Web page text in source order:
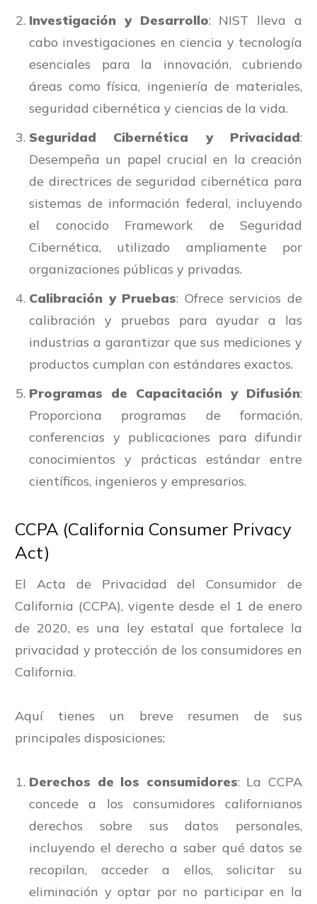
Investigación y Desarrollo: NIST lleva a
cabo investigaciones en ciencia y tecnología
esenciales para la innovación, cubriendo
áreas como física, ingeniería de materiales,
seguridad cibernética y ciencias de la vida.
Seguridad Cibernética y Privacidad:
Desempeña un papel crucial en la creación
de directrices de seguridad cibernética para
sistemas de información federal, incluyendo
el conocido Framework de Seguridad
Cibernética, utilizado ampliamente por
organizaciones públicas y privadas.
Calibración y Pruebas: Ofrece servicios de
calibración y pruebas para ayudar a las
industrias a garantizar que sus mediciones y
productos cumplan con estándares exactos.
Programas de Capacitación y Difusión:
Proporciona programas de formación,
conferencias y publicaciones para difundir
conocimientos y prácticas estándar entre
científicos, ingenieros y empresarios.
CCPA (California Consumer Privacy
Act)
El Acta de Privacidad del Consumidor de
California (CCPA), vigente desde el 1 de enero
de 2020, es una ley estatal que fortalece la
privacidad y protección de los consumidores en
California.
Aquí tienes un breve resumen de sus
principales disposiciones:
Derechos de los consumidores: La CCPA
concede a los consumidores californianos
derechos sobre sus datos personales,
incluyendo el derecho a saber qué datos se
recopilan, acceder a ellos, solicitar su
eliminación y optar por no participar en la